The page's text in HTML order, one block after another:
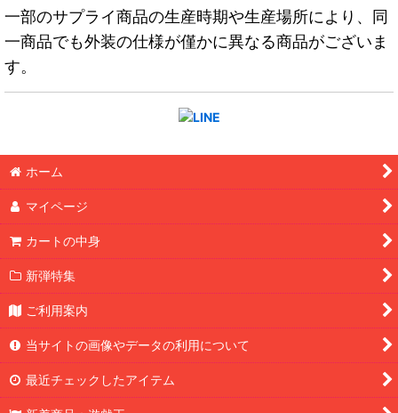
一部のサプライ商品の生産時期や生産場所により、同
一商品でも外装の仕様が僅かに異なる商品がございま
す。
ホーム
マイページ
カートの中身
新弾特集
ご利用案内
当サイトの画像やデータの利用について
最近チェックしたアイテム